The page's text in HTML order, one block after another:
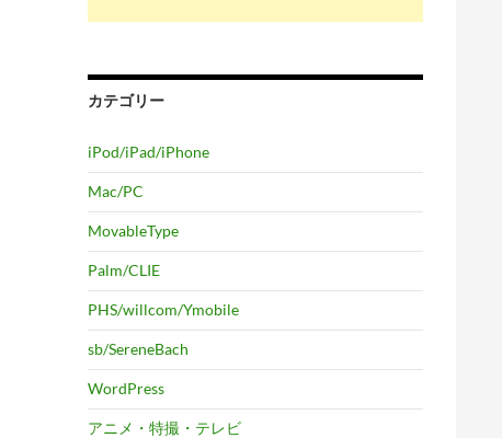
カテゴリー
iPod/iPad/iPhone
Mac/PC
MovableType
Palm/CLIE
PHS/willcom/Ymobile
sb/SereneBach
WordPress
アニメ・特撮・テレビ